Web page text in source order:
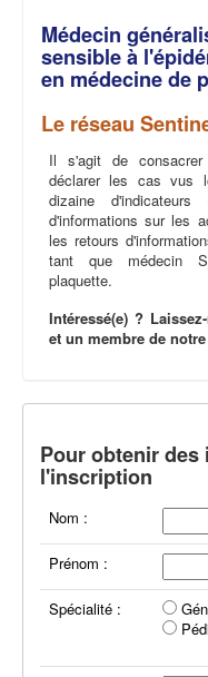
Médecin
sensible à
en médecine de
Le réseau
Il s'agit de
déclarer les cas vus
dizaine
d'informations sur les
les retours
tant que médecin
plaquette.
Intéressé(e) ?
et un membre de
Pour obtenir
l'inscription
Nom :
Prénom :
Spécialité :